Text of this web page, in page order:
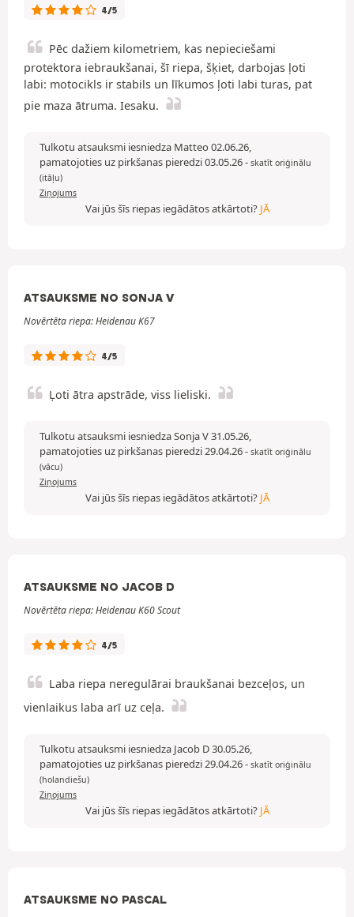
4/5
Pēc dažiem kilometriem, kas nepieciešami
protektora iebraukšanai, šī riepa, šķiet, darbojas ļoti
labi: motocikls ir stabils un līkumos ļoti labi turas, pat
pie maza ātruma. Iesaku.
Tulkotu atsauksmi iesniedza Matteo 02.06.26,
pamatojoties uz pirkšanas pieredzi 03.05.26- skatīt oriģinālu
(itāļu)
Ziņojums
Vai jūs šīs riepas iegādātos atkārtoti? JĀ
ATSAUKSME NO SONJA V
Novērtēta riepa: Heidenau K67
4/5
Ļoti ātra apstrāde, viss lieliski.
Tulkotu atsauksmi iesniedza Sonja V 31.05.26,
pamatojoties uz pirkšanas pieredzi 29.04.26- skatīt oriģinālu
(vācu)
Ziņojums
Vai jūs šīs riepas iegādātos atkārtoti? JĀ
ATSAUKSME NO JACOB D
Novērtēta riepa: Heidenau K60 Scout
4/5
Laba riepa neregulārai braukšanai bezceļos, un
vienlaikus laba arī uz ceļa.
Tulkotu atsauksmi iesniedza Jacob D 30.05.26,
pamatojoties uz pirkšanas pieredzi 29.04.26- skatīt oriģinālu
(holandiešu)
Ziņojums
Vai jūs šīs riepas iegādātos atkārtoti? JĀ
ATSAUKSME NO PASCAL